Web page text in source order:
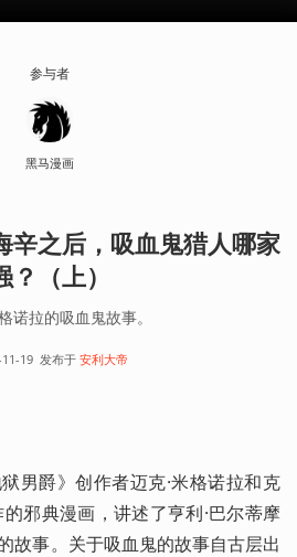
参与者
黑马漫画
辛之后，吸血鬼猎人哪家
？（上）
诺拉的吸血鬼故事。
11-19 发布于 安利大帝
男爵》创作者迈克·米格诺拉和克
邪典漫画，讲述了亨利·巴尔蒂摩
故事。关于吸血鬼的故事自古层出